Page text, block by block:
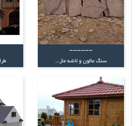
------
سنگ مالون و لاشه ماز...